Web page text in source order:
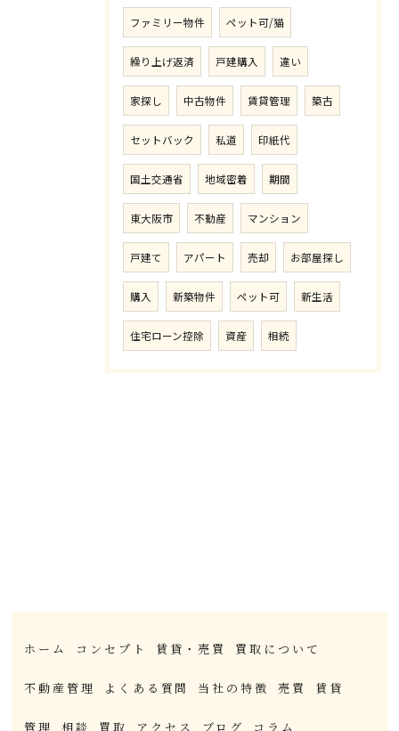
ファミリー物件 ペット可/猫
繰り上げ返済 戸建購入 違い
家探し 中古物件 賃貸管理 築古
セットバック 私道 印紙代
国土交通省 地域密着 期間
東大阪市 不動産 マンション
戸建て アパート 売却 お部屋探し
購入 新築物件 ペット可 新生活
住宅ローン控除 資産 相続
ホーム コンセプト 賃貸・売買 買取について
不動産管理 よくある質問 当社の特徴 売買 賃貸
管理 相談 買取 アクセス ブログ コラム